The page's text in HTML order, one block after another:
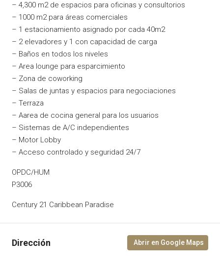
– 4,300 m2 de espacios para oficinas y consultorios
– 1000 m2 para áreas comerciales
– 1 estacionamiento asignado por cada 40m2
– 2 elevadores y 1 con capacidad de carga
– Baños en todos los niveles
– Area lounge para esparcimiento
– Zona de coworking
– Salas de juntas y espacios para negociaciones
– Terraza
– Aarea de cocina general para los usuarios
– Sistemas de A/C independientes
– Motor Lobby
– Acceso controlado y seguridad 24/7
OPDC/HUM
P3006
Century 21 Caribbean Paradise